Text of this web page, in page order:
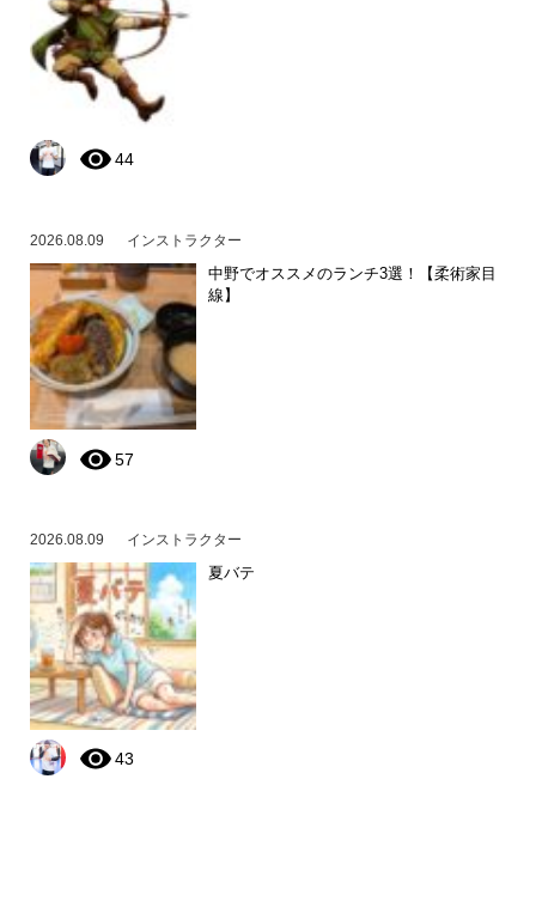
44
2026.08.09 インストラクター
中野でオススメのランチ3選！【柔術家目
線】
57
2026.08.09 インストラクター
夏バテ
43